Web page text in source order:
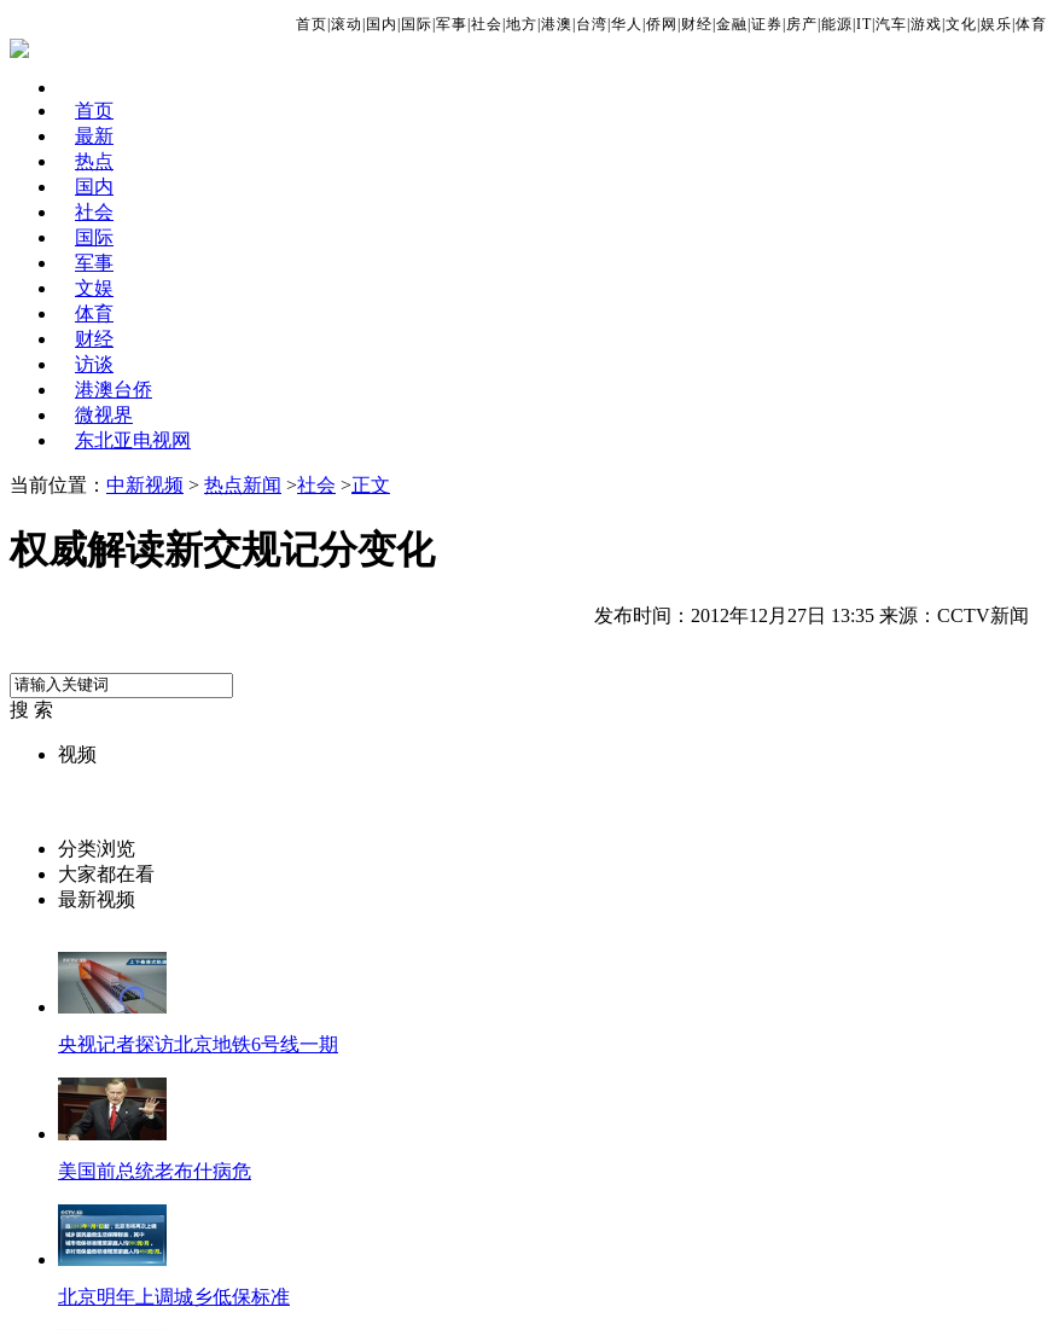
首页 滚动 国内 国际 军事 社会 地方 港澳 台湾 华人 侨网 财经 金融 证券 房产 能源 IT| 汽车 游戏 文化 娱乐 体育
首页
最新
热点
国内
社会
国际
军事
文娱
体育
财经
访谈
港澳台侨
微视界
东北亚电视网
当前位置： 中新视频 > 热点新闻 >社会 >正文
权威解读新交规记分变化
发布时间：2012年12月27日 13:35 来源：CCTV新闻
搜 索
视频
分类浏览
大家都在看
最新视频
央视记者探访北京地铁6号线一期
美国前总统老布什病危
北京明年上调城乡低保标准